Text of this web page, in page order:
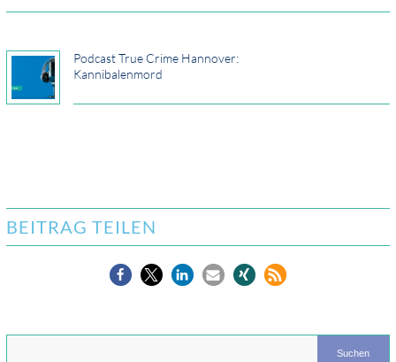
Podcast True Crime Hannover:
Kannibalenmord
BEITRAG TEILEN